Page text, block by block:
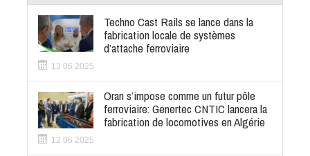
Techno Cast Rails se lance dans la
fabrication locale de systèmes
d’attache ferroviaire
13 06 2025
Oran s’impose comme un futur pôle
ferroviaire: Genertec CNTIC lancera la
fabrication de locomotives en Algérie
12 06 2025